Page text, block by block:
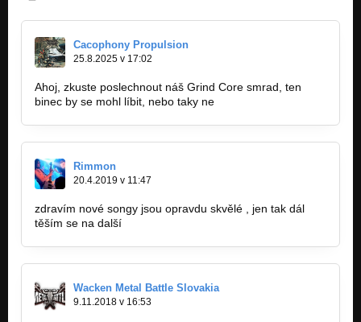
Cacophony Propulsion
25.8.2025 v 17:02
Ahoj, zkuste poslechnout náš Grind Core smrad, ten
binec by se mohl líbit, nebo taky ne
Rimmon
20.4.2019 v 11:47
zdravím nové songy jsou opravdu skvělé , jen tak dál
těším se na další
Wacken Metal Battle Slovakia
9.11.2018 v 16:53